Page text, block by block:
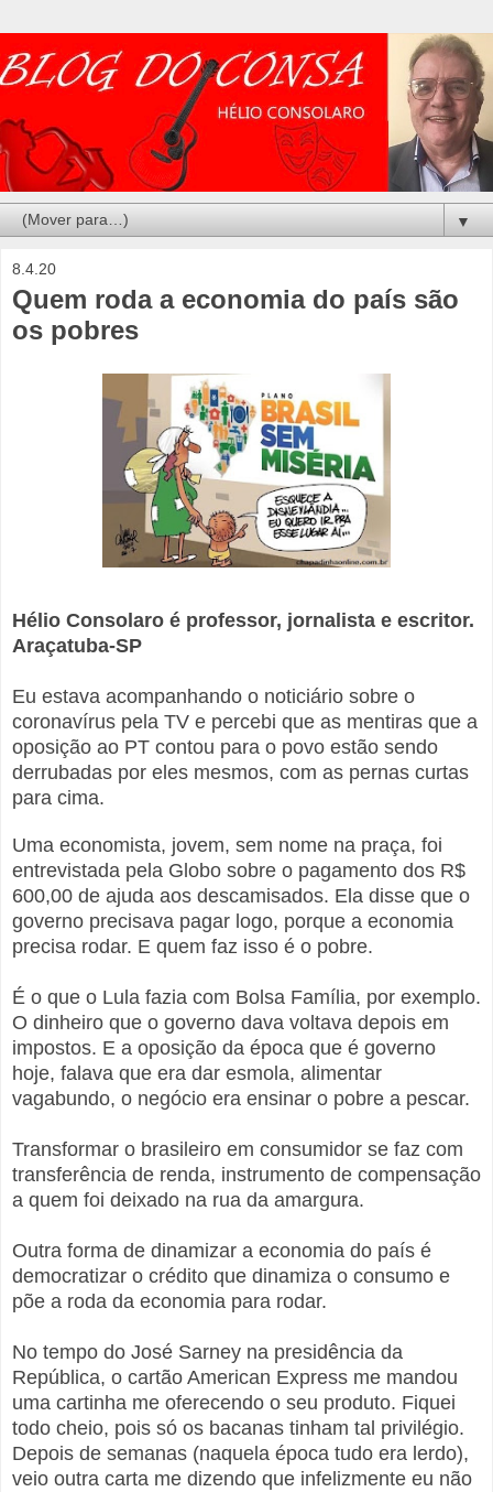
▼
8.4.20
Quem roda a economia do país são
os pobres
Hélio Consolaro é professor, jornalista e escritor.
Araçatuba-SP
Eu estava acompanhando o noticiário sobre o
coronavírus pela TV e percebi que as mentiras que a
oposição ao PT contou para o povo estão sendo
derrubadas por eles mesmos, com as pernas curtas
para cima.
Uma economista, jovem, sem nome na praça, foi
entrevistada pela Globo sobre o pagamento dos R$
600,00 de ajuda aos descamisados. Ela disse que o
governo precisava pagar logo, porque a economia
precisa rodar. E quem faz isso é o pobre.
É o que o Lula fazia com Bolsa Família, por exemplo.
O dinheiro que o governo dava voltava depois em
impostos. E a oposição da época que é governo
hoje, falava que era dar esmola, alimentar
vagabundo, o negócio era ensinar o pobre a pescar.
Transformar o brasileiro em consumidor se faz com
transferência de renda, instrumento de compensação
a quem foi deixado na rua da amargura.
Outra forma de dinamizar a economia do país é
democratizar o crédito que dinamiza o consumo e
põe a roda da economia para rodar.
No tempo do José Sarney na presidência da
República, o cartão American Express me mandou
uma cartinha me oferecendo o seu produto. Fiquei
todo cheio, pois só os bacanas tinham tal privilégio.
Depois de semanas (naquela época tudo era lerdo),
veio outra carta me dizendo que infelizmente eu não